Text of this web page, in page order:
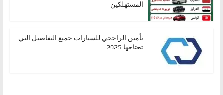
المستهلكين
تأمين الراجحي للسيارات جميع التفاصيل التي
تحتاجها 2025